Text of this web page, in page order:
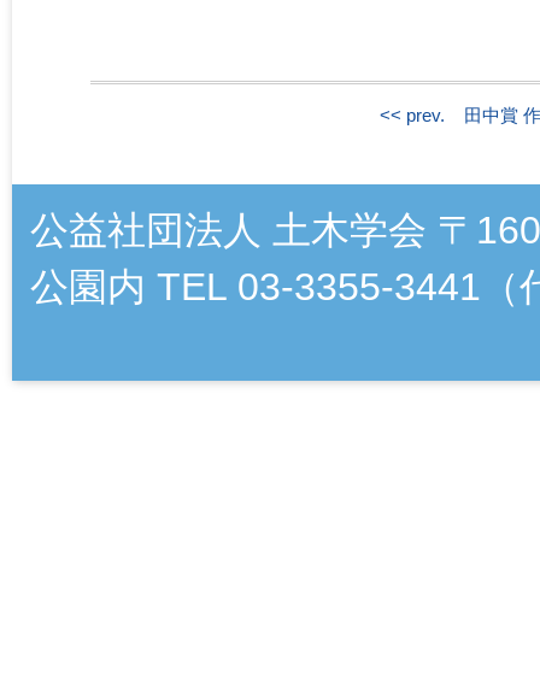
<< prev. 田中賞
公益社団法人 土木学会 〒
公園内 TEL 03-3355-3441（